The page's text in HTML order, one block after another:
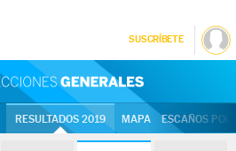
SUSCRÍBETE
RESULTADOS 2019 MAPA ESCAÑOS